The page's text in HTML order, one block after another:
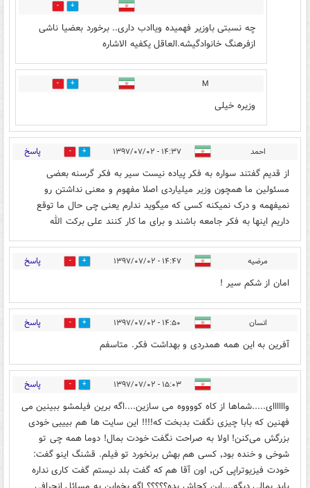
1
چه نسبتی باوزیر فهمیده ویاادب داری.. برخورد بعضیا ناشی
ازفرهنگ خانوادگیشه.العاقل یکفیه الاشاره
M
0
وزیره خیلی
احمد ۱۴:۳۷ - ۱۳۹۷/۰۷/۰۲ 2 پاسخ
از قدیم گفتند سواره به فکر پیاده نیست سیر به فکر گرسنه بعضی
مسئولین ما همچون وزیر میلیاردی اصلا مفهوم و معنی نداشتن رو
نمیفهمه و درک نمیکنه کسی که میگوید ندارم یعنی چی حال ما توقع
داریم اینها به فکر جامعه باشند و برای ما کار کنند علی برکت الله
مرضیه ۱۴:۴۷ - ۱۳۹۷/۰۷/۰۲ 6 پاسخ
امان از شکم سیر !
انسان ۱۴:۵۰ - ۱۳۹۷/۰۷/۰۲ 2 پاسخ
آفرین به این همه همدردی و بهداشت فکر. متاسفم
۱۵:۰۳ - ۱۳۹۷/۰۷/۰۲ 1 پاسخ
واااااای.....شماها از کاه کووووه می سازین....اگه برین فیلمشو ببینین می
فهنین که بابا چیزی نگفت بدبخت که!!!! این سایت ها هم بیییی خودی
بزرگش می‌کنن! اولا به صراحت نگفت خودت بمال! دوما همه چی تو
شوخی و خنده بود٬ کسی هم بهش برنخورد تو فیلم. قشنگ اینو گفت:
خودت فیزیوتراپی کن٬ اون آقا هم که گفت بلد نیستم گفت کاری نداره